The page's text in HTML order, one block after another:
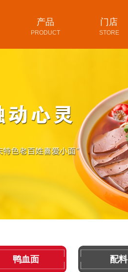
产品
PRODUCT
门店
STORE
鸭血面 配料